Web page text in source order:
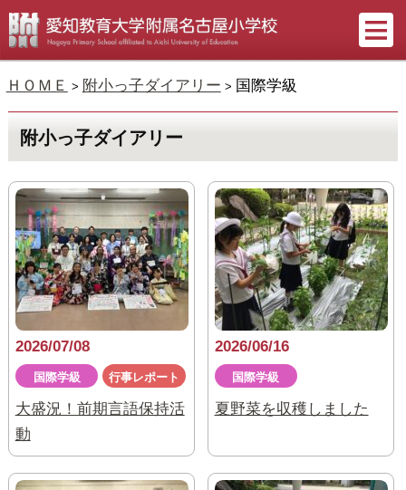
ＨＯＭＥ > 附小っ子ダイアリー > 国際学級
附小っ子ダイアリー
2026/07/08
国際学級 行事レポート
大盛況！前期言語保持活
動
2026/06/16
国際学級
夏野菜を収穫しました